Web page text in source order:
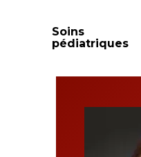
Soins
pédiatriques